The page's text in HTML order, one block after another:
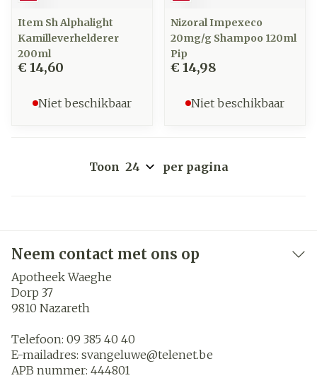
Item Sh Alphalight
Kamilleverhelderer
200ml
€ 14,60
Niet beschikbaar
Nizoral Impexeco
20mg/g Shampoo 120ml
Pip
€ 14,98
Niet beschikbaar
Toon per pagina
Neem contact met ons op
Apotheek Waeghe
Dorp 37
9810 Nazareth
Telefoon: 09 385 40 40
E-mailadres: svangeluwe@telenet.be
APB nummer: 444801